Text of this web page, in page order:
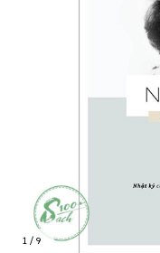
1 / 9